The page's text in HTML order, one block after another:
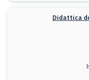
Didattica